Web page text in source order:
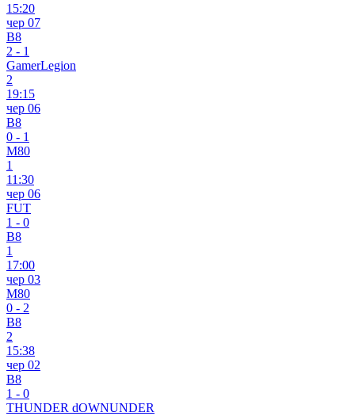
15:20
чер 07
B8
2 - 1
GamerLegion
2
19:15
чер 06
B8
0 - 1
M80
1
11:30
чер 06
FUT
1 - 0
B8
1
17:00
чер 03
M80
0 - 2
B8
2
15:38
чер 02
B8
1 - 0
THUNDER dOWNUNDER